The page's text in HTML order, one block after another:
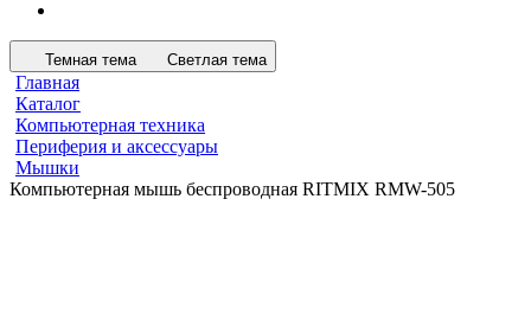
Темная тема Светлая тема
Главная
Каталог
Компьютерная техника
Периферия и аксессуары
Мышки
Компьютерная мышь беспроводная RITMIX RMW-505